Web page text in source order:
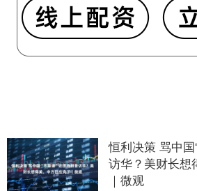
恒利决策 骂中
访华？美财长想
｜微观